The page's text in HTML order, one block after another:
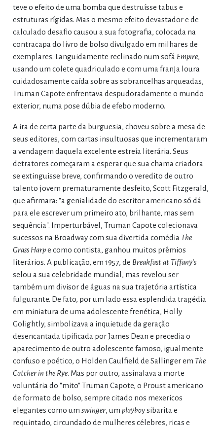
teve o efeito de uma bomba que destruísse tabus e
estruturas rígidas. Mas o mesmo efeito devastador e de
calculado desafio causou a sua fotografia, colocada na
contracapa do livro de bolso divulgado em milhares de
exemplares. Languidamente reclinado num sofá Empire,
usando um colete quadriculado e com uma franja loura
cuidadosamente caída sobre as sobrancelhas arqueadas,
Truman Capote enfrentava despudoradamente o mundo
exterior, numa pose dúbia de efebo moderno.
A ira de certa parte da burguesia, choveu sobre a mesa de
seus editores, com cartas insultuosas que incrementaram
a vendagem daquela excelente estreia literária. Seus
detratores começaram a esperar que sua chama criadora
se extinguisse breve, confirmando o veredito de outro
talento jovem prematuramente desfeito, Scott Fitzgerald,
que afirmara: "a genialidade do escritor americano só dá
para ele escrever um primeiro ato, brilhante, mas sem
sequência". Imperturbável, Truman Capote colecionava
sucessos na Broadway com sua divertida comédia The
Grass Harpe como contista, ganhou muitos prêmios
literários. A publicação, em 1957, de Breakfast at Tiffany's
selou a sua celebridade mundial, mas revelou ser
também um divisor de águas na sua trajetória artística
fulgurante. De fato, por um lado essa esplendida tragédia
em miniatura de uma adolescente frenética, Holly
Golightly, simbolizava a inquietude da geração
desencantada tipificada por James Dean e precedia o
aparecimento de outro adolescente famoso, igualmente
confuso e poético, o Holden Caulfield de Sallinger em The
Catcher in the Rye. Mas por outro, assinalava a morte
voluntária do "mito" Truman Capote, o Proust americano
de formato de bolso, sempre citado nos mexericos
elegantes como um swinger, um playboy sibarita e
requintado, circundado de mulheres célebres, ricas e